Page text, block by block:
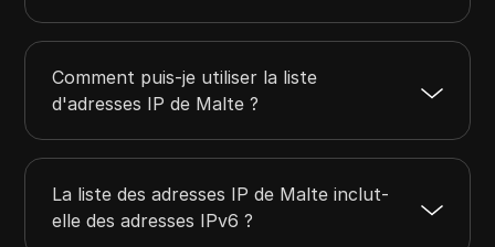
Comment puis-je utiliser la liste
d'adresses IP de Malte ?
La liste des adresses IP de Malte inclut-
elle des adresses IPv6 ?